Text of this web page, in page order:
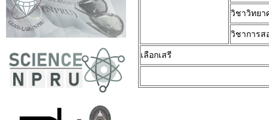
วิชาวิทยา
วิชาการส
เลือกเสรี